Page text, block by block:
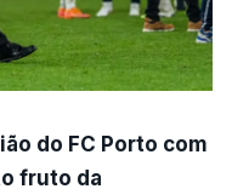
do FC Porto com
fruto da